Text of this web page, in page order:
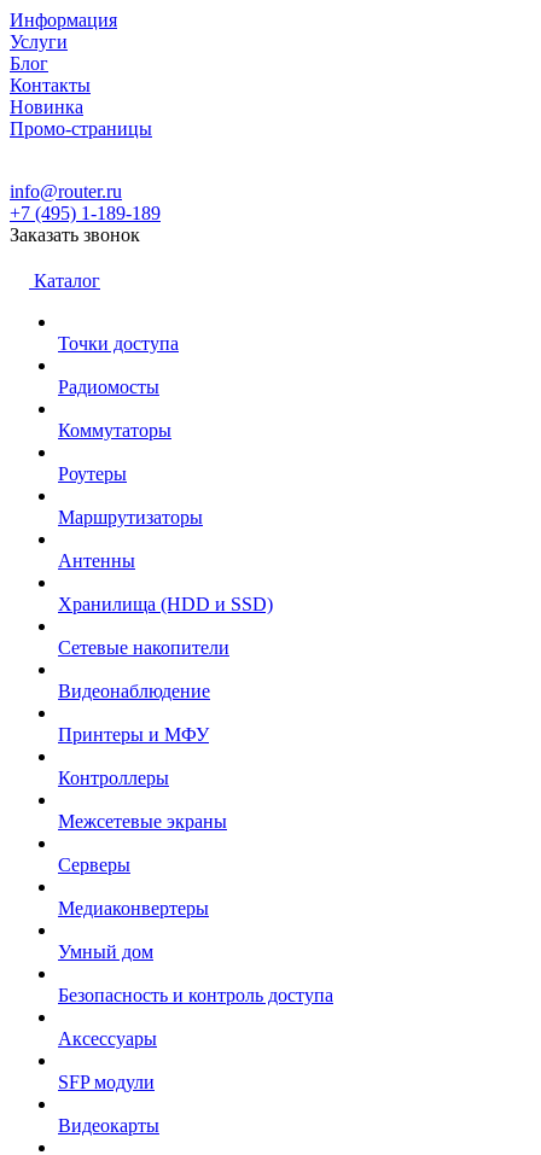
Информация
Услуги
Блог
Контакты
Новинка
Промо-страницы
info@router.ru
+7 (495) 1-189-189
Заказать звонок
Каталог
Точки доступа
Радиомосты
Коммутаторы
Роутеры
Маршрутизаторы
Антенны
Хранилища (HDD и SSD)
Сетевые накопители
Видеонаблюдение
Принтеры и МФУ
Контроллеры
Межсетевые экраны
Серверы
Медиаконвертеры
Умный дом
Безопасность и контроль доступа
Аксессуары
SFP модули
Видеокарты